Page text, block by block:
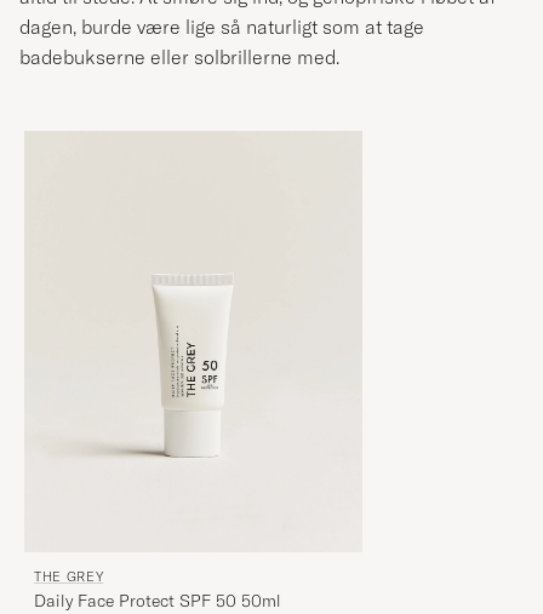
dagen, burde være lige så naturligt som at tage
badebukserne eller solbrillerne med.
THE GREY
Daily Face Protect SPF 50 50ml